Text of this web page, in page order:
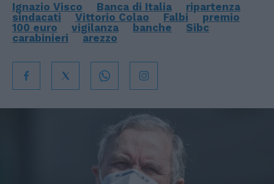
Ignazio Visco Banca di Italia
ripartenza
sindacati
Vittorio Colao Falbi
premio
100 euro
vigilanza banche
Sibc
carabinieri
arezzo